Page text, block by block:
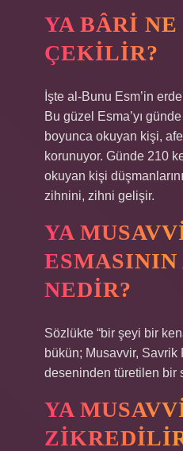
YA BÂRI
ÇEKILIR?
İşte al-Bunu Esm’in
Bu güzel Esma’yı
boyunca okuyan kişi,
korunuyor. Günde 210
okuyan kişi
zihnini, zihni gelişir.
YA
NEDIR?
Sözlükte “bir şeyi bir
bükün; Musavvir, Savrik
deseninden türetilen bir
YA